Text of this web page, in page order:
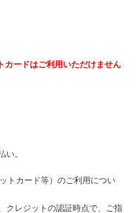
ードはご利用いただけません
。
トカード等） のご利用につい
クレジットの認証時点で、ご指